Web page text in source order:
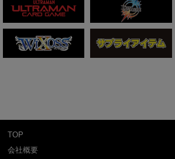
TOP
会社概要